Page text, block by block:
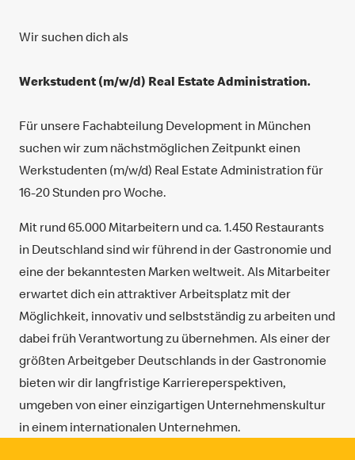
Wir suchen dich als
Werkstudent (m/w/d) Real Estate Administration.
Für unsere Fachabteilung Development in München
suchen wir zum nächstmöglichen Zeitpunkt einen
Werkstudenten (m/w/d) Real Estate Administration für
16-20 Stunden pro Woche.
Mit rund 65.000 Mitarbeitern und ca. 1.450 Restaurants
in Deutschland sind wir führend in der Gastronomie und
eine der bekanntesten Marken weltweit. Als Mitarbeiter
erwartet dich ein attraktiver Arbeitsplatz mit der
Möglichkeit, innovativ und selbstständig zu arbeiten und
dabei früh Verantwortung zu übernehmen. Als einer der
größten Arbeitgeber Deutschlands in der Gastronomie
bieten wir dir langfristige Karriereperspektiven,
umgeben von einer einzigartigen Unternehmenskultur
in einem internationalen Unternehmen.